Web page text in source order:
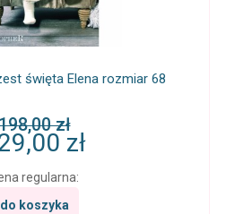
święta Elena rozmiar 68
zł
regularna:
zł
do koszyka